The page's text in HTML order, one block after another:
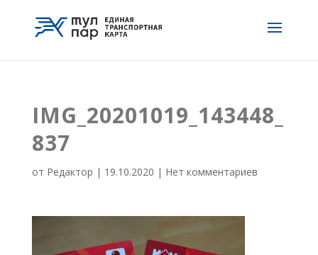
IMG_20201019_143448_
837
от Редактор | 19.10.2020 | Нет комментариев